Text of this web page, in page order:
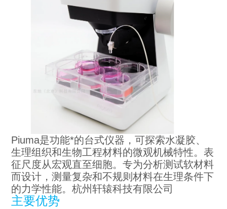
Piuma是功能*的台式仪器，可探索水凝胶、
生理组织和生物工程材料的微观机械特性。表
征尺度从宏观直至细胞。专为分析测试软材料
而设计，测量复杂和不规则材料在生理条件下
的力学性能。杭州轩辕科技有限公司
主要优势